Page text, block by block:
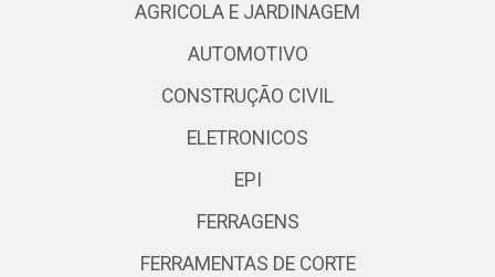
AGRICOLA E JARDINAGEM
AUTOMOTIVO
CONSTRUÇÃO CIVIL
ELETRONICOS
EPI
FERRAGENS
FERRAMENTAS DE CORTE